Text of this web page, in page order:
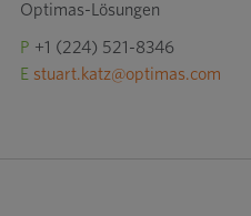
Optimas-Lösungen
P +1 (224) 521-8346
E stuart.katz@optimas.com